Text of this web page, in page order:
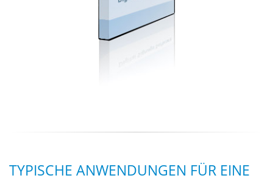
TYPISCHE ANWENDUNGEN FÜR EINE